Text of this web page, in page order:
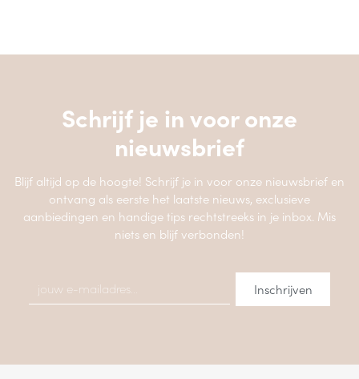
Schrijf je in voor onze
nieuwsbrief
Blijf altijd op de hoogte! Schrijf je in voor onze nieuwsbrief en
ontvang als eerste het laatste nieuws, exclusieve
aanbiedingen en handige tips rechtstreeks in je inbox. Mis
niets en blijf verbonden!